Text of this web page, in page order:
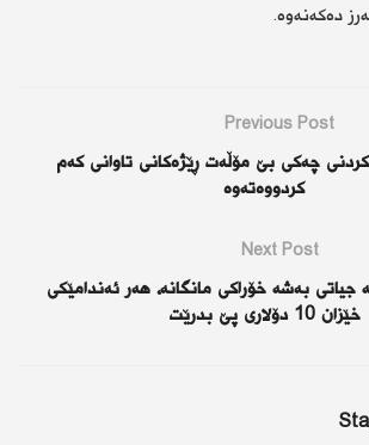
دەكەنەوە.
Previous Post
چەكی بێ مۆڵەت ڕێژەكانی تاوانی كەم
كردووەتەوە
Next Post
جیاتی بەشە خۆراكی مانگانە، هەر ئەندامێكی
خێزان 10 دۆلاری پێ بدرێت